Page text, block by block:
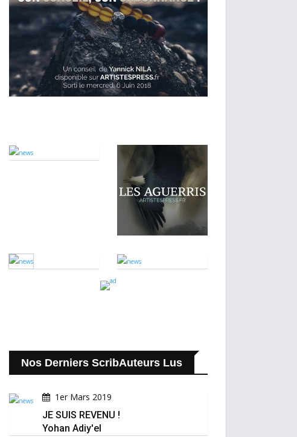
Nos Derniers ScribAuteurs Lus
1er Mars 2019
JE SUIS REVENU !
Yohan Adiy'el